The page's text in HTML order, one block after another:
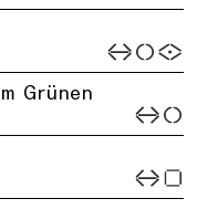
Grünen